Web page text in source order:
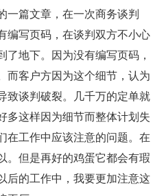
一篇文章，在一次商务谈判
编写页码，在谈判双方不小心
了地下。因为没有编写页码，
而客户方因为这个细节，认为
致谈判破裂。几千万的定单就
多这样因为细节而整体计划失
在工作中应该注意的问题。在
。但是再好的鸡蛋它都会有瑕
后的工作中，我要更加注意这